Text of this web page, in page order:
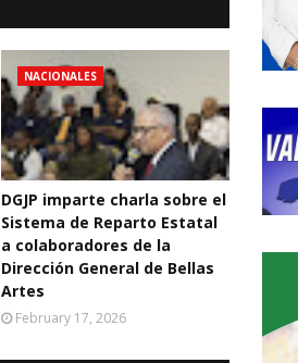
NACIONALES
DGJP imparte charla sobre el
Sistema de Reparto Estatal
a colaboradores de la
Dirección General de Bellas
Artes
February 17, 2026